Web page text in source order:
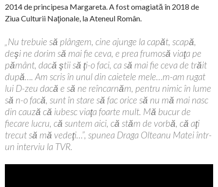
2014 de principesa Margareta. A fost omagiată în 2018 de
Ziua Culturii Naţionale, la Ateneul Român.
„Nu trebuie să plângem, cine ajunge la capăt, scapă,
deşi ne dorim să mai fie ceva, e prea frumosă viaţa pe
pământ, dacă ştii să ţi-o faci, ca să mai fie ceva de trăit
după…. Am scris în unul din caietele mele…m-am rugat
lui D-zeu dacă e să ne reîncarnăm, pentru nimic în lume
să n-o facă, sunt în stare să fac orice să nu mă mai nasc
din cauză că iubesc viaţa foarte mult. Mă bucur de
fiecare lucru, că suntem aici, că stăm de vorbă, că aţi
trecut să mă vedeţi…”, spunea Draga Olteanu Matei într-
un interviu la TVR.